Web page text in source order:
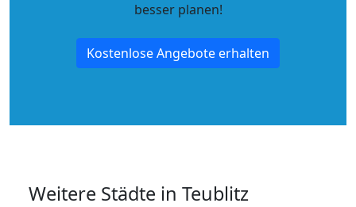
besser planen!
Kostenlose Angebote erhalten
Weitere Städte in Teublitz